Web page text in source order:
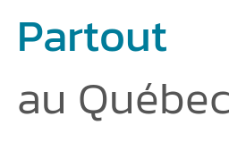
Partout
au Québec